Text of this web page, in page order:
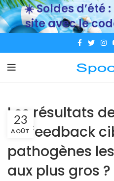
Les résultats
biofeedback
pathogènes
aux plus gros ?
23
AOÛT
☀️ Soldes d’été
site avec le